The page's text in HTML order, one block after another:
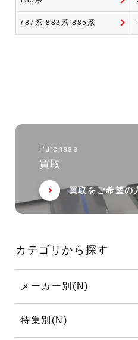
787系 883系 885系
Purchase
買取
買取をご希望の
カテゴリから探す
メーカー別(N)
特集別(N)